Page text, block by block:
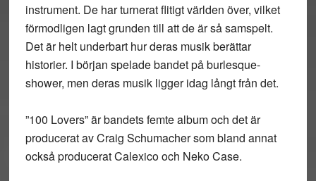
instrument. De har turnerat flitigt världen över, vilket
förmodligen lagt grunden till att de är så samspelt.
Det är helt underbart hur deras musik berättar
historier. I början spelade bandet på burlesque-
shower, men deras musik ligger idag långt från det.
”100 Lovers” är bandets femte album och det är
producerat av Craig Schumacher som bland annat
också producerat Calexico och Neko Case.